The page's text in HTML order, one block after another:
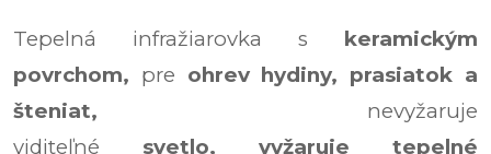
Tepelná infražiarovka s keramickým
povrchom, pre ohrev hydiny, prasiatok a
šteniat, nevyžaruje
viditeľné svetlo, vyžaruje tepelné